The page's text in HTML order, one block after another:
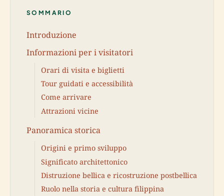
SOMMARIO
Introduzione
Informazioni per i visitatori
Orari di visita e biglietti
Tour guidati e accessibilità
Come arrivare
Attrazioni vicine
Panoramica storica
Origini e primo sviluppo
Significato architettonico
Distruzione bellica e ricostruzione postbellica
Ruolo nella storia e cultura filippina